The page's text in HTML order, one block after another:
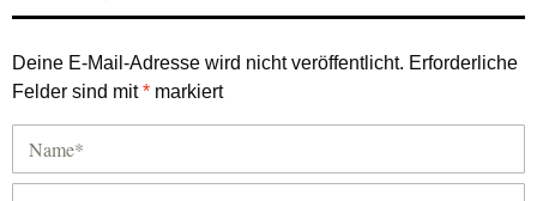
Deine E-Mail-Adresse wird nicht veröffentlicht. Erforderliche
Felder sind mit* markiert